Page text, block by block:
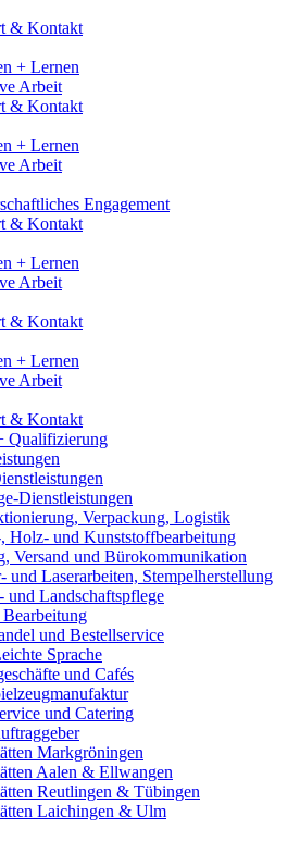
& Kontakt
+ Lernen
Arbeit
& Kontakt
+ Lernen
Arbeit
Engagement
& Kontakt
+ Lernen
Arbeit
& Kontakt
+ Lernen
Arbeit
& Kontakt
Qualifizierung
Dienstleistungen
Verpackung, Logistik
Holz- und Kunststoffbearbeitung
Versand und Bürokommunikation
und Laserarbeiten, Stempelherstellung
und Landschaftspflege
und Bestellservice
Sprache
und Cafés
und Catering
Markgröningen
Aalen & Ellwangen
Reutlingen & Tübingen
Laichingen & Ulm